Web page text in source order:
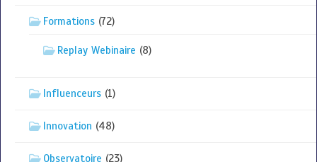
Formations (72)
Replay Webinaire (8)
Influenceurs (1)
Innovation (48)
Observatoire (23)